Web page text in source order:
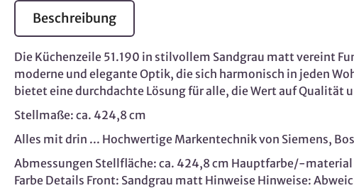
Beschreibung
Die Küchenzeile 51.190 in stilvollem Sandgrau matt vereint
moderne und elegante Optik, die sich harmonisch in jeden
bietet eine durchdachte Lösung für alle, die Wert auf
Stellmaße: ca. 424,8 cm
Alles mit drin ... Hochwertige Markentechnik von Siemens,
Abmessungen Stellfläche: ca. 424,8 cm Hauptfarbe/-material
Farbe Details Front: Sandgrau matt Hinweise Hinweise: